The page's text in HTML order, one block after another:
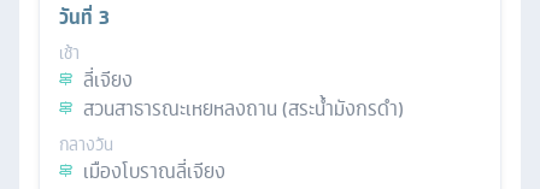
วันที่ 3
เช้า
ลี่เจียง
สวนสาธารณะเหยหลงถาน (สระน้ำมังกรดำ)
กลางวัน
เมืองโบราณลี่เจียง